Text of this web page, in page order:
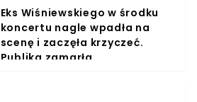
Eks Wiśniewskiego w środku
koncertu nagle wpadła na
scenę i zaczęła krzyczeć.
Publika zamarła